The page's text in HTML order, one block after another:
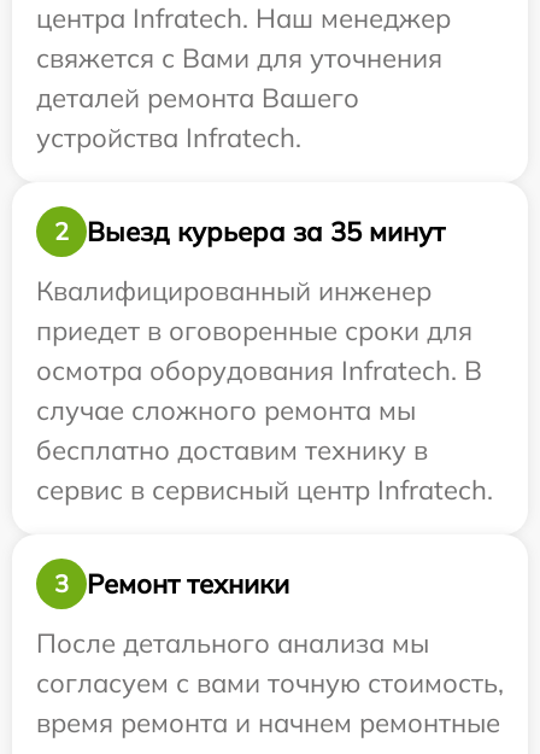
центра Infratech. Наш менеджер
свяжется с Вами для уточнения
деталей ремонта Вашего
устройства Infratech.
2
Выезд курьера за 35 минут
Квалифицированный инженер
приедет в оговоренные сроки для
осмотра оборудования Infratech. В
случае сложного ремонта мы
бесплатно доставим технику в
сервис в сервисный центр Infratech.
3
Ремонт техники
После детального анализа мы
согласуем с вами точную стоимость,
время ремонта и начнем ремонтные